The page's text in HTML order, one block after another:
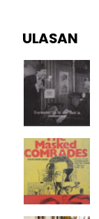
ULASAN